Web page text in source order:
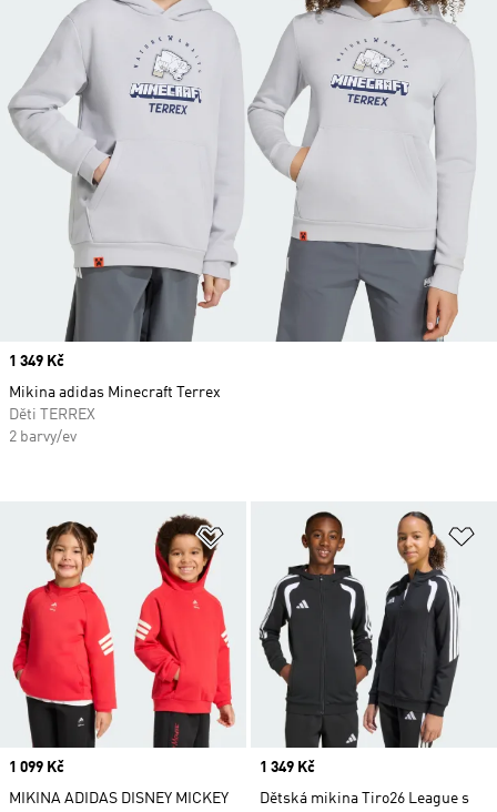
Přidat do seznamu přání
Price
1 099 Kč
MIKINA ADIDAS DISNEY MICKEY
Price
1 349 Kč
Dětská mikina Tiro26 League s
Price
1 349 Kč
Mikina adidas Minecraft Terrex
Děti TERREX
2 barvy/ev